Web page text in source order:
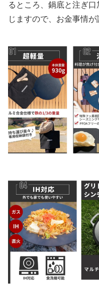
るところ、鍋底と注ぎ
じますので、お金事情が